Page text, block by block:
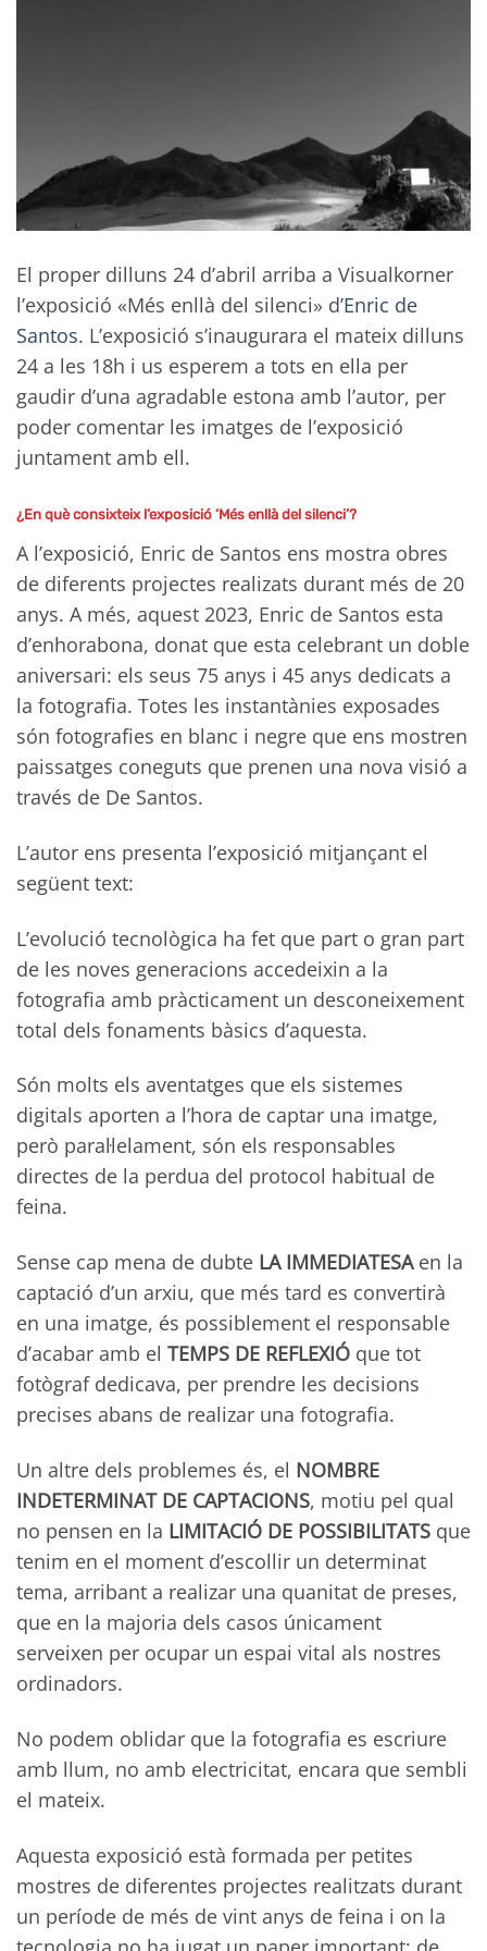
El proper dilluns 24 d’abril arriba a Visualkorner
l’exposició «Més enllà del silenci» d’Enric de
Santos. L’exposició s’inaugurara el mateix dilluns
24 a les 18h i us esperem a tots en ella per
gaudir d’una agradable estona amb l’autor, per
poder comentar les imatges de l’exposició
juntament amb ell.
¿En què consixteix l’exposició ‘Més enllà del silenci’?
A l’exposició, Enric de Santos ens mostra obres
de diferents projectes realizats durant més de 20
anys. A més, aquest 2023, Enric de Santos esta
d’enhorabona, donat que esta celebrant un doble
aniversari: els seus 75 anys i 45 anys dedicats a
la fotografia. Totes les instantànies exposades
són fotografies en blanc i negre que ens mostren
paissatges coneguts que prenen una nova visió a
través de De Santos.
L’autor ens presenta l’exposició mitjançant el
següent text:
L’evolució tecnològica ha fet que part o gran part
de les noves generacions accedeixin a la
fotografia amb pràcticament un desconeixement
total dels fonaments bàsics d’aquesta.
Són molts els aventatges que els sistemes
digitals aporten a l’hora de captar una imatge,
però paral·lelament, són els responsables
directes de la perdua del protocol habitual de
feina.
Sense cap mena de dubte LA IMMEDIATESAen la
captació d’un arxiu, que més tard es convertirà
en una imatge, és possiblement el responsable
d’acabar amb el TEMPS DE REFLEXIÓ que tot
fotògraf dedicava, per prendre les decisions
precises abans de realizar una fotografia.
Un altre dels problemes és, el NOMBRE
INDETERMINAT DE CAPTACIONS, motiu pel qual
no pensen en la LIMITACIÓ DE POSSIBILITATS que
tenim en el moment d’escollir un determinat
tema, arribant a realizar una quanitat de preses,
que en la majoria dels casos únicament
serveixen per ocupar un espai vital als nostres
ordinadors.
No podem oblidar que la fotografia es escriure
amb llum, no amb electricitat, encara que sembli
el mateix.
Aquesta exposició està formada per petites
mostres de diferentes projectes realitzats durant
un període de més de vint anys de feina i on la